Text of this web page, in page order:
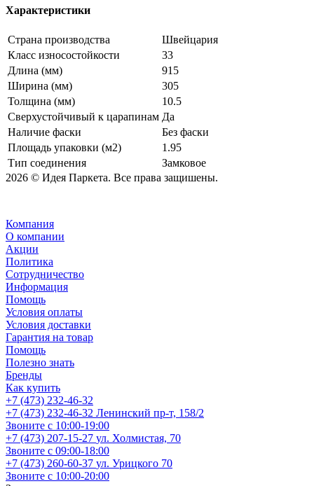
Характеристики
Страна производства
Швейцария
Класс износостойкости
33
Длина (мм)
915
Ширина (мм)
305
Толщина (мм)
10.5
Сверхустойчивый к царапинам Да
Наличие фаски
Без фаски
Площадь упаковки (м2)
1.95
Тип соединения
Замковое
2026 © Идея Паркета. Все права защишены.
Компания
О компании
Акции
Политика
Сотрудничество
Информация
Помощь
Условия оплаты
Условия доставки
Гарантия на товар
Помощь
Полезно знать
Бренды
Как купить
+7 (473) 232-46-32
+7 (473) 232-46-32 Ленинский пр-т, 158/2
Звоните с 10:00-19:00
+7 (473) 207-15-27 ул. Холмистая, 70
Звоните с 09:00-18:00
+7 (473) 260-60-37 ул. Урицкого 70
Звоните с 10:00-20:00